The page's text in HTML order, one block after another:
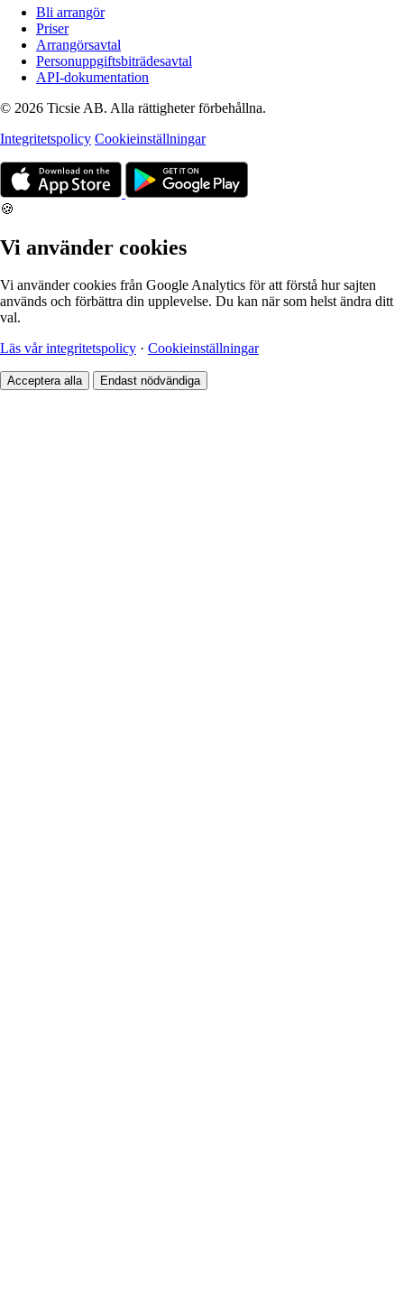
Bli arrangör
Priser
Arrangörsavtal
Personuppgiftsbiträdesavtal
API-dokumentation
© 2026 Ticsie AB. Alla rättigheter förbehållna.
Integritetspolicy Cookieinställningar
🍪
Vi använder cookies
Vi använder cookies från Google Analytics för att förstå hur sajten
används och förbättra din upplevelse. Du kan när som helst ändra ditt
val.
Läs vår integritetspolicy · Cookieinställningar
Acceptera alla Endast nödvändiga